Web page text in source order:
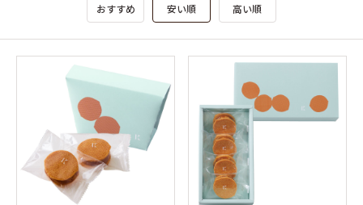
おすすめ 安い順 高い順